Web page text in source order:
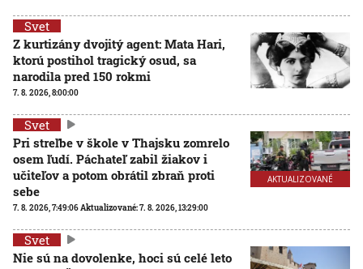
Svet
Z kurtizány dvojitý agent: Mata Hari,
ktorú postihol tragický osud, sa
narodila pred 150 rokmi
7. 8. 2026, 8:00:00
AKTUALIZOVANÉ
Svet
Pri streľbe v škole v Thajsku zomrelo
osem ľudí. Páchateľ zabil žiakov i
učiteľov a potom obrátil zbraň proti
sebe
7. 8. 2026, 7:49:06Aktualizované:7. 8. 2026, 13:29:00
Svet
Nie sú na dovolenke, hoci sú celé leto